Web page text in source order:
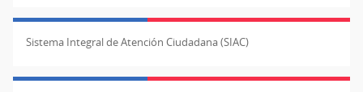
Sistema Integral de Atención Ciudadana (SIAC)